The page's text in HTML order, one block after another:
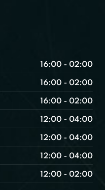
16:00 - 02:00
16:00 - 02:00
16:00 - 02:00
12:00 - 04:00
12:00 - 04:00
12:00 - 04:00
12:00 - 02:00